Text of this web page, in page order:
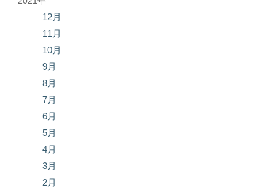
12月
11月
10月
9月
8月
7月
6月
5月
4月
3月
2月